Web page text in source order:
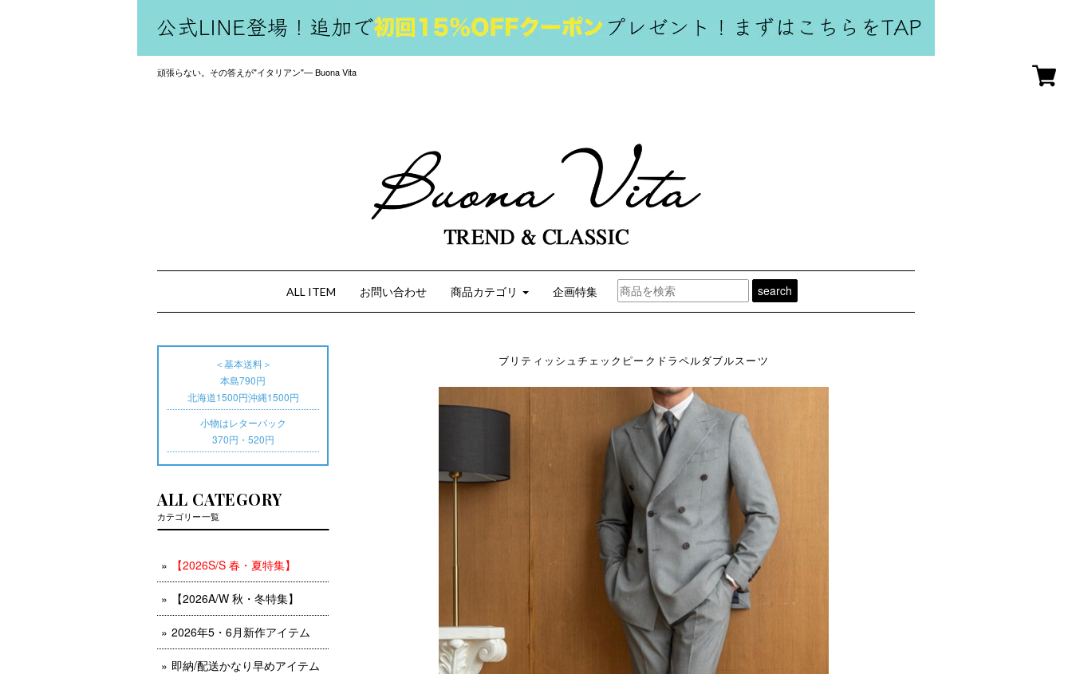
頑張らない。その答えが"イタリアン"— Buona Vita
ALL ITEM お問い合わせ 商品カテゴリ 企画特集 search
ブリティッシュチェックピークドラペルダブルスーツ
＜基本送料＞
本島790円
北海道1500円沖縄1500円
小物はレターパック
370円・520円
ALL CATEGORY
カテゴリー一覧
【2026S/S 春・夏特集】
【2026A/W 秋・冬特集】
2026年5・6月新作アイテム
即納/配送かなり早めアイテム